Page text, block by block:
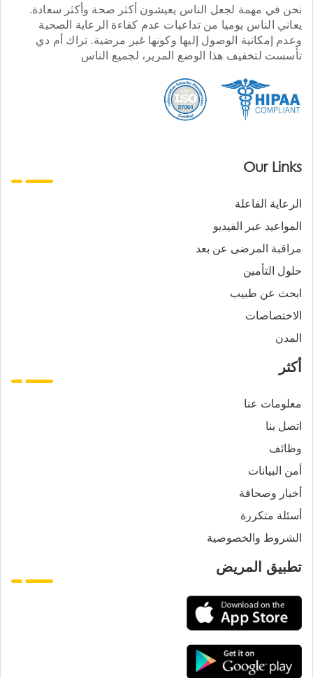
نحن في مهمة لجعل الناس يعيشون أكثر صحة وأكثر سعادة.
يعاني الناس يوميا من تداعيات عدم كفاءة الرعاية الصحية
وعدم إمكانية الوصول إليها وكونها غير مرضية. تراك أم دي
تأسست لتخفيف هذا الوضع المرير، لجميع الناس
Our Links
الرعاية الفاعلة
المواعيد عبر الفيديو
مراقبة المرضى عن بعد
حلول التأمين
ابحث عن طبيب
الاختصاصات
المدن
أكثر
معلومات عنا
اتصل بنا
وظائف
أمن البيانات
أخبار وصحافة
أسئلة متكررة
الشروط والخصوصية
تطبيق المريض